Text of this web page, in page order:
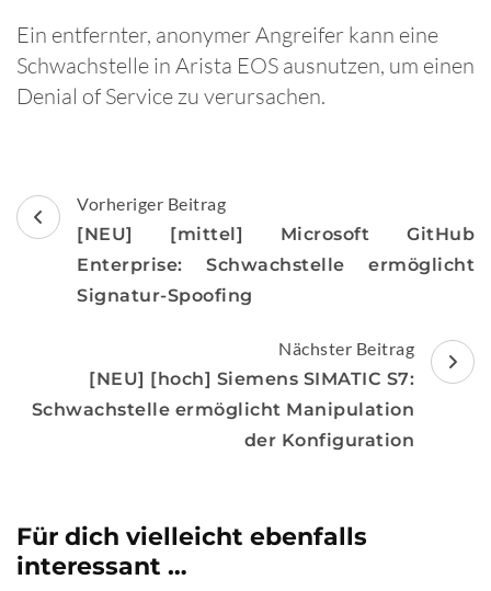
Ein entfernter, anonymer Angreifer kann eine
Schwachstelle in Arista EOS ausnutzen, um einen
Denial of Service zu verursachen.
Beitragsnavigation
Vorheriger Beitrag
[NEU] [mittel] Microsoft GitHub
Enterprise: Schwachstelle ermöglicht
Signatur-Spoofing
Nächster Beitrag
[NEU] [hoch] Siemens SIMATIC S7:
Schwachstelle ermöglicht Manipulation
der Konfiguration
Für dich vielleicht ebenfalls
interessant …